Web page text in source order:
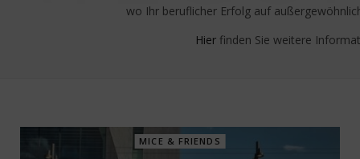
wo Ihr beruflicher Erfolg auf
Hierfinden Sie weitere
MICE & FRIENDS